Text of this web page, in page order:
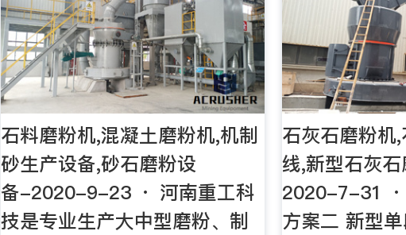
石料磨粉机,混凝土磨粉机,机制
砂生产设备,砂石磨粉设
备-2020-9-23 · 河南重工科
技是专业生产大中型磨粉、制
石灰石磨粉机
线,新型石灰
2020-7-31 ·
方案二 新型